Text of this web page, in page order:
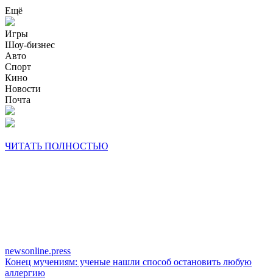
Ещё
Игры
Шоу-бизнес
Авто
Спорт
Кино
Новости
Почта
ЧИТАТЬ ПОЛНОСТЬЮ
newsonline.press
Конец мучениям: ученые нашли способ остановить любую
аллергию